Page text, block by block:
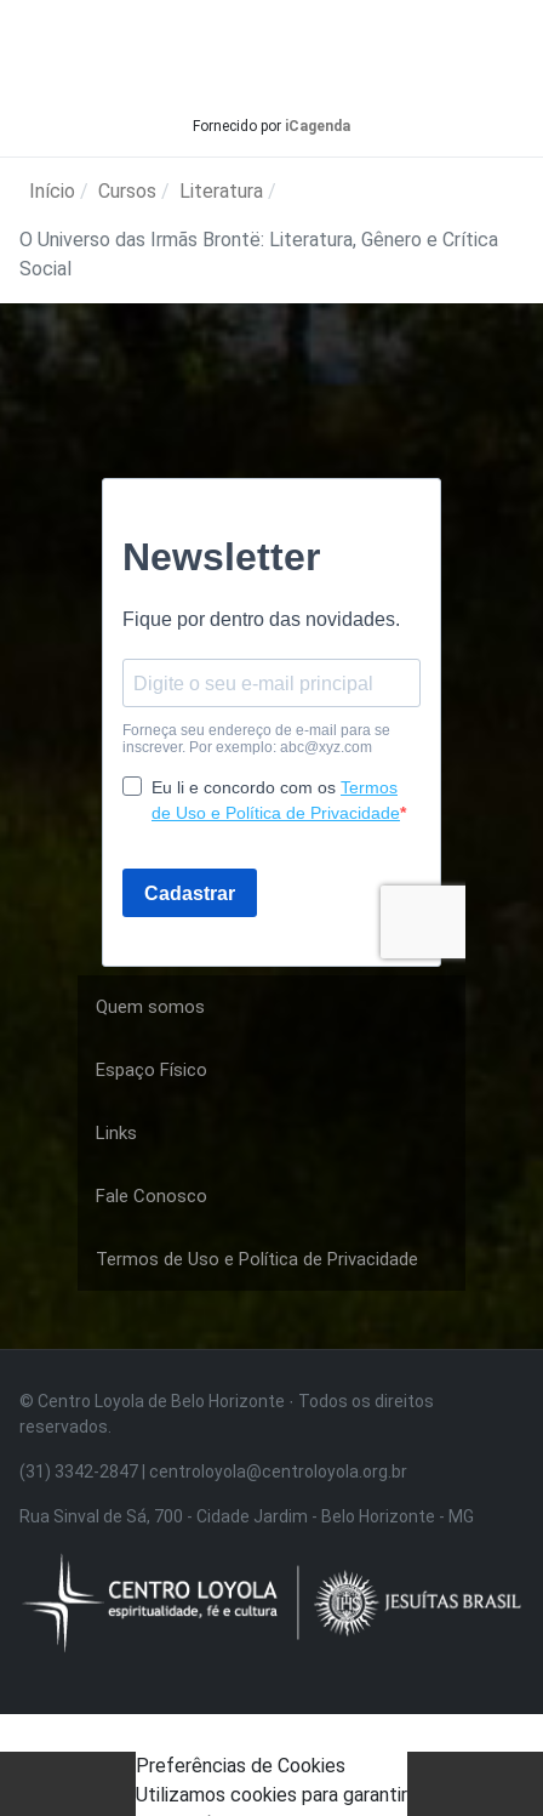
Fornecido por iCagenda
Início Cursos Literatura
O Universo das Irmãs Brontë: Literatura, Gênero e Crítica
Social
Quem somos
Espaço Físico
Links
Fale Conosco
Termos de Uso e Política de Privacidade
© Centro Loyola de Belo Horizonte · Todos os direitos
reservados.
(31) 3342-2847 | centroloyola@centroloyola.org.br
Rua Sinval de Sá, 700 - Cidade Jardim - Belo Horizonte - MG
Preferências de Cookies
Utilizamos cookies para garantir